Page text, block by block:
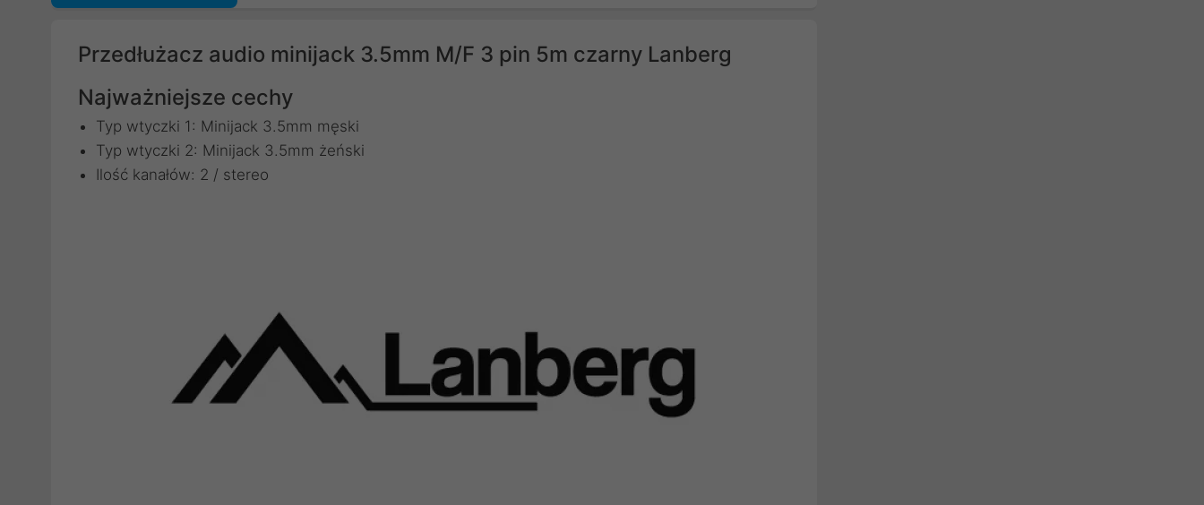
Przedłużacz audio minijack 3.5mm M/F 3 pin 5m czarny Lanberg
Najważniejsze cechy
Typ wtyczki 1: Minijack 3.5mm męski
Typ wtyczki 2: Minijack 3.5mm żeński
Ilość kanałów: 2 / stereo